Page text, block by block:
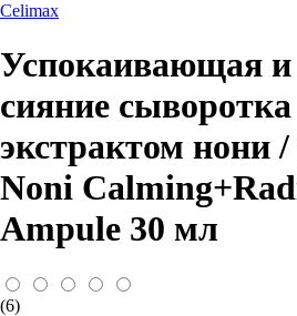
Celimax
Успокаивающая
сияние сыворотка
экстрактом нони
Noni
Ampule 30 мл
(6)